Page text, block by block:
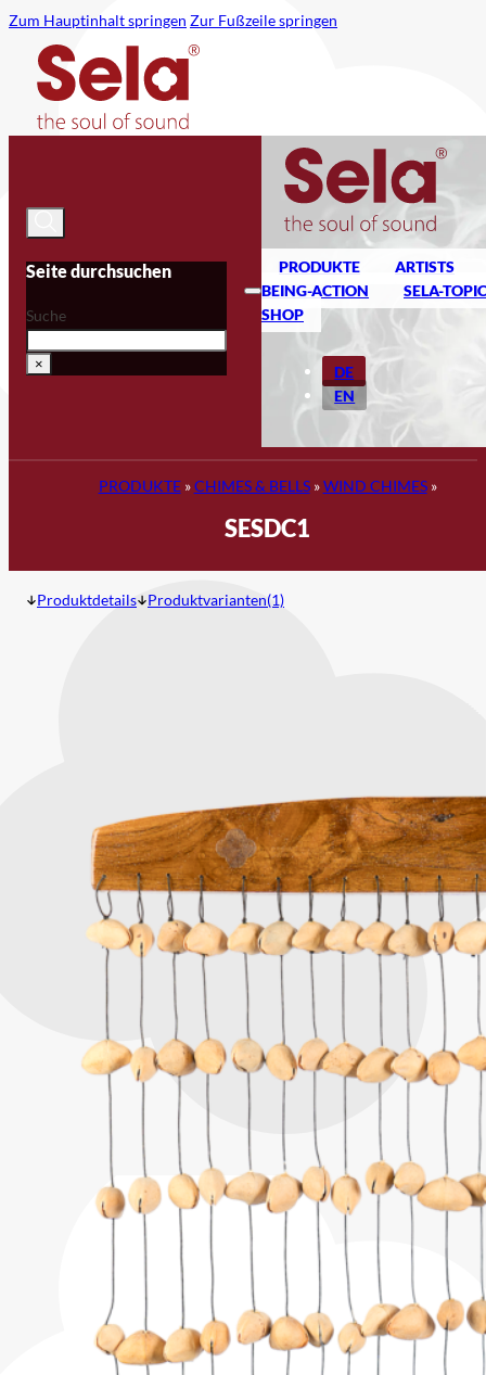
Zum Hauptinhalt springen Zur Fußzeile springen
Seite durchsuchen
Suche
×
PRODUKTE
ARTISTS
BEING-ACTION
SELA-
SHOP
DE
EN
PRODUKTE»CHIMES & BELLS»WIND CHIMES»
SESDC1
Produktdetails Produktvarianten(1)